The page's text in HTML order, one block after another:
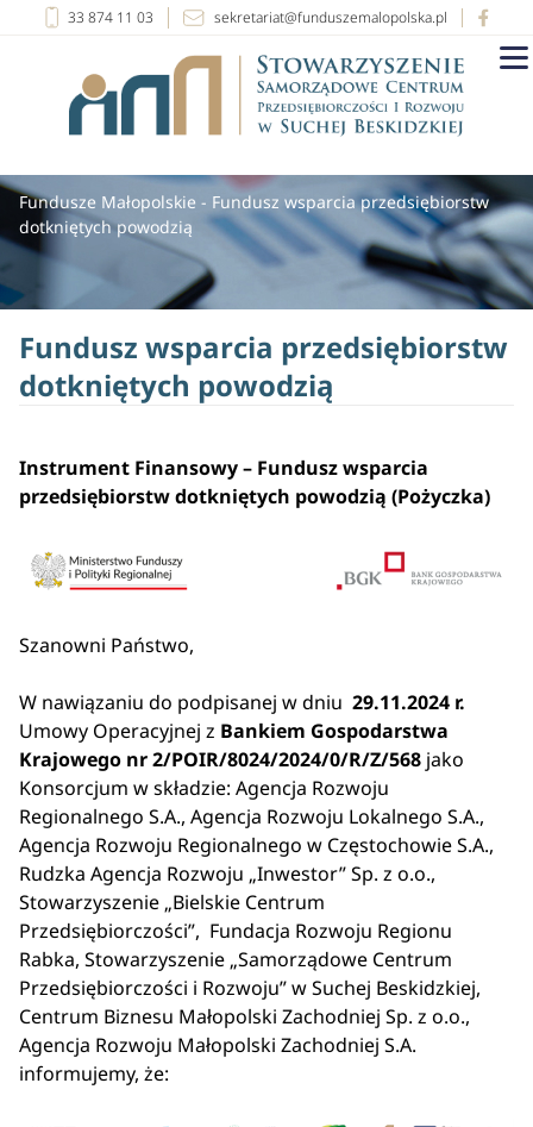
33 874 11 03 sekretariat@funduszemalopolska.pl
Fundusze Małopolskie - Fundusz wsparcia przedsiębiorstw
dotkniętych powodzią
Fundusz wsparcia przedsiębiorstw
dotkniętych powodzią
Instrument Finansowy – Fundusz wsparcia
przedsiębiorstw dotkniętych powodzią (Pożyczka)
Szanowni Państwo,
W nawiązaniu do podpisanej w dniu 29.11.2024 r.
Umowy Operacyjnej z Bankiem Gospodarstwa
Krajowego nr 2/POIR/8024/2024/0/R/Z/568 jako
Konsorcjum w składzie: Agencja Rozwoju
Regionalnego S.A., Agencja Rozwoju Lokalnego S.A.,
Agencja Rozwoju Regionalnego w Częstochowie S.A.,
Rudzka Agencja Rozwoju „Inwestor” Sp. z o.o.,
Stowarzyszenie „Bielskie Centrum
Przedsiębiorczości”, Fundacja Rozwoju Regionu
Rabka, Stowarzyszenie „Samorządowe Centrum
Przedsiębiorczości i Rozwoju” w Suchej Beskidzkiej,
Centrum Biznesu Małopolski Zachodniej Sp. z o.o.,
Agencja Rozwoju Małopolski Zachodniej S.A.
informujemy, że: